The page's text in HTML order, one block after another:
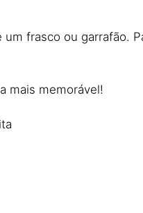
frasco ou garrafão.
mais memorável!